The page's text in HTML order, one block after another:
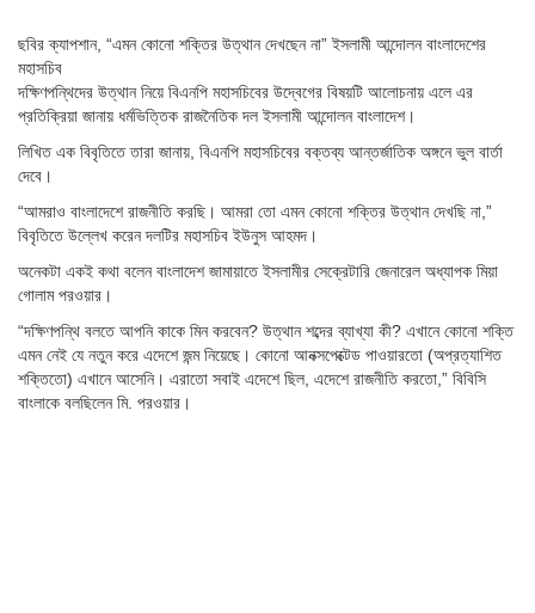
ছবির ক্যাপশান, “এমন কোনো শক্তির উত্থান দেখছেন না” ইসলামী আন্দোলন বাংলাদেশের
মহাসচিব
দক্ষিণপন্থিদের উত্থান নিয়ে বিএনপি মহাসচিবের উদ্বেগের বিষয়টি আলোচনায় এলে এর
প্রতিক্রিয়া জানায় ধর্মভিত্তিক রাজনৈতিক দল ইসলামী আন্দোলন বাংলাদেশ।
লিখিত এক বিবৃতিতে তারা জানায়, বিএনপি মহাসচিবের বক্তব্য আন্তর্জাতিক অঙ্গনে ভুল বার্তা
দেবে।
“আমরাও বাংলাদেশে রাজনীতি করছি। আমরা তো এমন কোনো শক্তির উত্থান দেখছি না,”
বিবৃতিতে উল্লেখ করেন দলটির মহাসচিব ইউনুস আহমদ।
অনেকটা একই কথা বলেন বাংলাদেশ জামায়াতে ইসলামীর সেক্রেটারি জেনারেল অধ্যাপক মিয়া
গোলাম পরওয়ার।
“দক্ষিণপন্থি বলতে আপনি কাকে মিন করবেন? উত্থান শব্দের ব্যাখ্যা কী? এখানে কোনো শক্তি
এমন নেই যে নতুন করে এদেশে জন্ম নিয়েছে। কোনো আনক্সপেক্টেড পাওয়ারতো (অপ্রত্যাশিত
শক্তিতো) এখানে আসেনি। এরাতো সবাই এদেশে ছিল, এদেশে রাজনীতি করতো,” বিবিসি
বাংলাকে বলছিলেন মি. পরওয়ার।